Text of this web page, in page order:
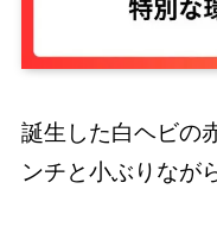
誕生した白ヘビの
ンチと小ぶりなが